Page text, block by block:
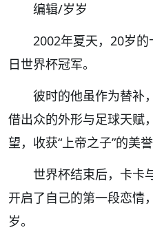
编辑/岁岁
2002年夏天，20岁
日世界杯冠军。
彼时的他虽作为替补
借出众的外形与足球天赋
望，收获“上帝之子”的美
世界杯结束后，卡卡
开启了自己的第一段恋情
岁。